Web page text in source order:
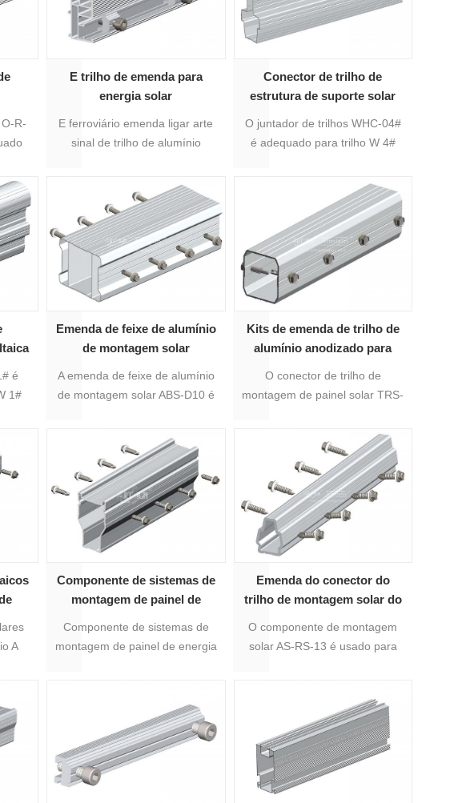
R-
de
E trilho de emenda para
energia solar
E ferroviário emenda ligar arte
sinal de trilho de alumínio
Conector de trilho de
estrutura de suporte solar
montagem de alumínio solar
WHC-04#
O juntador de trilhos WHC-04#
é adequado para trilho W 4#
solares de alumínio.
é
1#
Emenda de feixe de alumínio
de montagem solar
A emenda de feixe de alumínio
de montagem solar ABS-D10 é
que é a junção de 2 feixes
solares de alumínio.
Kits de emenda de trilho de
alumínio anodizado para
O conector de trilho de
montagem de painel solar TRS-
perfis AS-TRS-35B para o
comprimento necessário. O
material é alumínio anodizado
6005-T5, que garante a
conexão entre os trilhos com
firmeza.
A
Componente de sistemas de
montagem de painel de
Emenda de trilho 14#
Componente de sistemas de
montagem de painel de energia
trilho de montagem solar
fotovoltaica 14#, que é a junção
de 2 perfis de alumínio solar.
Emenda do conector do
trilho de montagem solar do
O componente de montagem
solar AS-RS-13 é usado para
anodizado. A cor é prata. Pré-
cortado com 300mm de
comprimento. Conjunto
completo com 8 peças de
parafusos autoperfurantes.